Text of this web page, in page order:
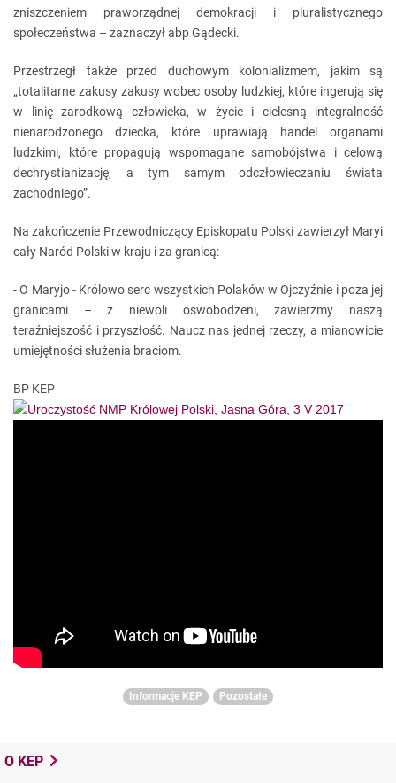
zniszczeniem praworządnej demokracji i pluralistycznego
społeczeństwa – zaznaczył abp Gądecki.
Przestrzegł także przed duchowym kolonializmem, jakim są
„totalitarne zakusy zakusy wobec osoby ludzkiej, które ingerują się
w linię zarodkową człowieka, w życie i cielesną integralność
nienarodzonego dziecka, które uprawiają handel organami
ludzkimi, które propagują wspomagane samobójstwa i celową
dechrystianizację, a tym samym odczłowieczaniu świata
zachodniego”.
Na zakończenie Przewodniczący Episkopatu Polski zawierzył Maryi
cały Naród Polski w kraju i za granicą:
- O Maryjo - Królowo serc wszystkich Polaków w Ojczyźnie i poza jej
granicami – z niewoli oswobodzeni, zawierzmy naszą
teraźniejszość i przyszłość. Naucz nas jednej rzeczy, a mianowicie
umiejętności służenia braciom.
BP KEP
Informacje KEP Pozostałe
O KEP